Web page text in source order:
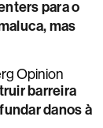
para o
mas
Opinion
barreira
danos à